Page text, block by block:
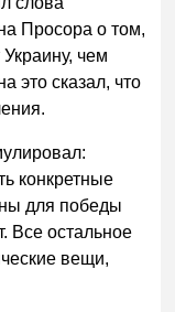
Просора о том,
чем
это сказал, что
конкретные
для победы
Все остальное
вещи,